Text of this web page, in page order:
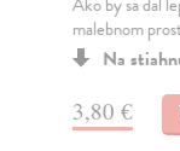
malebnom
Na
3,80 €